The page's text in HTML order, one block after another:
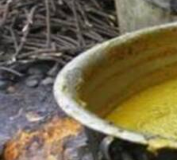
लेखन भारत शर्मा Feb 04, 2020
क्या है खबर?
उत्तर प्रदेश के मिर्जापुर में
वह फिर कभी नहीं लौटेगी